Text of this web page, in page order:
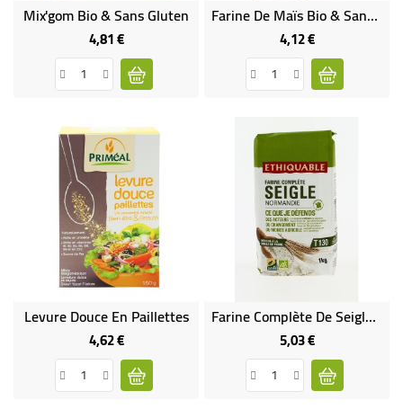
Mix'gom Bio & Sans Gluten
4,81 €Prix
Farine De Maïs Bio & Sans Gluten
4,12 €Prix
Levure Douce En Paillettes
4,62 €Prix
Farine Complète De Seigle T130 Bio & Équitable
5,03 €Prix